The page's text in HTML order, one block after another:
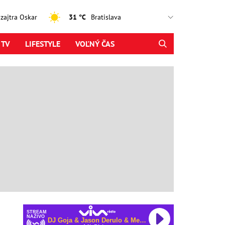
Oskar 31 °C
LIFESTYLE VOĽNÝ ČAS
STREAM
NAŽIVO
DJ Goja & Jason Derulo & Melody